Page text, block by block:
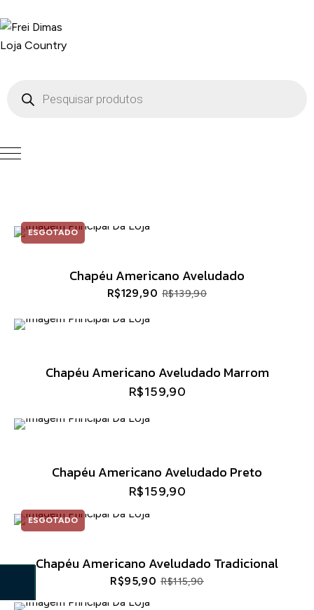
ESGOTADO
Chapéu Americano Aveludado
R$139,90
R$129,90
Chapéu Americano Aveludado Marrom
R$159,90
Chapéu Americano Aveludado Preto
R$159,90
ESGOTADO
Chapéu Americano Aveludado Tradicional
R$115,90
R$95,90